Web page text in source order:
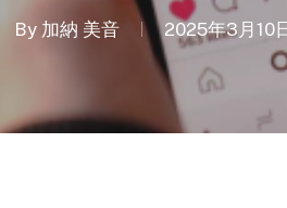
By 加納 美音 2025年3月10